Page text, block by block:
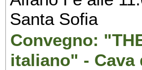
Santa Sofia
Convegno:
italiano" - Cava